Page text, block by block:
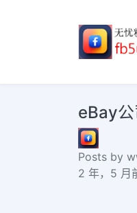
eBay
Posts by
2 年，5 月